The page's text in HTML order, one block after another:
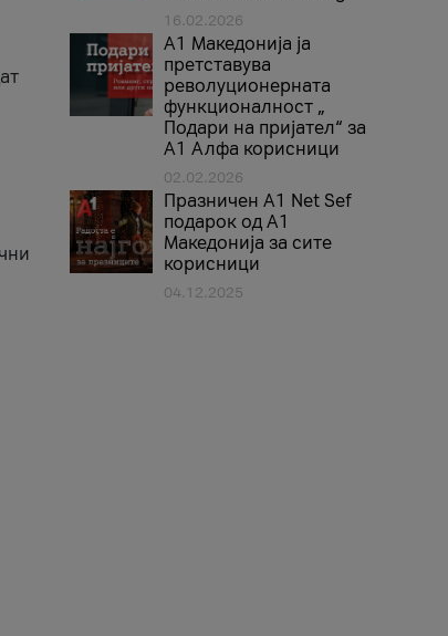
16.02.2026
А1 Македонија ја
претставува
револуционерната
функционалност „
Подари на пријател“ за
А1 Алфа корисници
02.02.2026
Празничен A1 Net Sеf
подарок од А1
Македонија за сите
корисници
04.12.2025